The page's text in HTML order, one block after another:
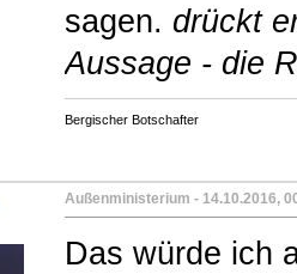
sagen. drückt
Aussage - die
Bergischer Botschafter
Außenministerium - 14.10.2016,
Das würde ich